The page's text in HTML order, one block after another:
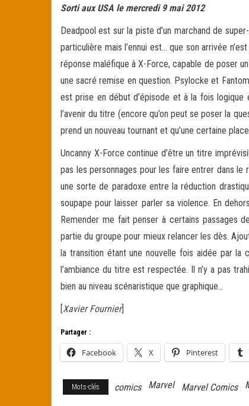
Sorti aux USA le mercredi 9 mai 2012
Deadpool est sur la piste d’un marchand de
particulière mais l’ennui est… que son arrivée
réponse maléfique à X-Force, capable de poser
une sacré remise en question. Psylocke et
est prise en début d’épisode et à la fois
l’avenir du titre (encore qu’on peut se poser la
prend un nouveau tournant et qu’une certaine
Uncanny X-Force continue d’être un titre
pas les personnages pour les faire entrer dans le
une sorte de paradoxe entre la réduction
soupape pour laisser parler sa violence. En
Remender me fait penser à certains passages
partie du groupe pour mieux relancer les dès.
la transition étant une nouvelle fois aidée par la
l’ambiance du titre est respectée. Il n’y a pas
bien au niveau scénaristique que graphique…
[Xavier Fournier]
Partager :
Facebook X Pinterest
Mots-clés comics Marvel Marvel Comics